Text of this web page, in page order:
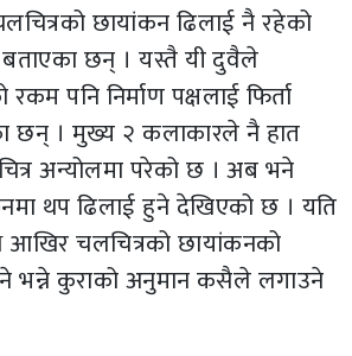
छायांकन ढिलाई नै रहेको
छन् । यस्तै यी दुवैले
पनि निर्माण पक्षलाई फिर्ता
छन् । मुख्य २ कलाकारले नै हात
अन्योलमा परेको छ । अब भने
थप ढिलाई हुने देखिएको छ । यति
चलचित्रको छायांकनको
भन्ने कुराको अनुमान कसैले लगाउने